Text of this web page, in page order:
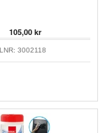
105,00kr
3002118